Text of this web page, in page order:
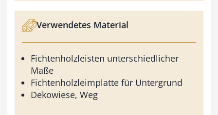
Verwendetes Material
Fichtenholzleisten unterschiedlicher
Maße
Fichtenholzleimplatte für Untergrund
Dekowiese, Weg